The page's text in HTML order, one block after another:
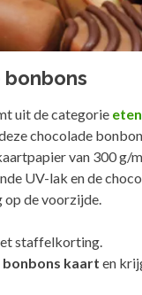
uit de categorie
chocolade
van 300 g/
UV-lak en de
de voorzijde.
staffelkorting.
bonbons kaart en